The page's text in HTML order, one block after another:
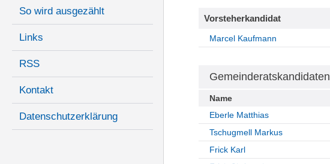
So wird ausgezählt
Links
RSS
Kontakt
Datenschutzerklärung
Vorsteherkandidat
Marcel Kaufmann
Gemeinderatskandidaten
Name
Eberle Matthias
Tschugmell Markus
Frick Karl